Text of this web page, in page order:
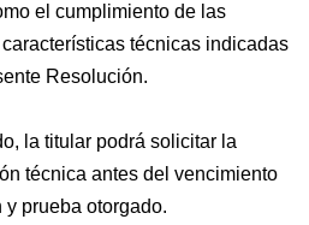
el cumplimiento de las
técnicas indicadas
Resolución.
la titular podrá solicitar la
técnica antes del vencimiento
prueba otorgado.